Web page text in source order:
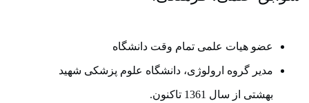
عضو هیات علمی تمام وقت دانشگاه
مدیر گروه ارولوژی، دانشگاه علوم پزشکی شهید
بهشتی از سال 1361 تاکنون.